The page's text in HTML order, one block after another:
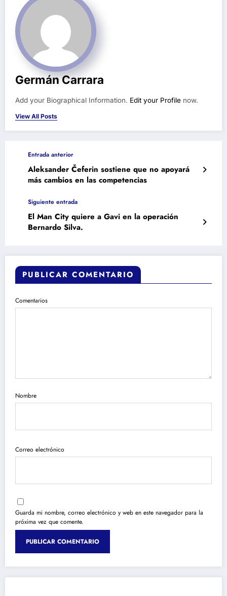
Germán Carrara
Add your Biographical Information. Edit your Profile now.
View All Posts
Entrada anterior
Aleksander Čeferin sostiene que no apoyará
más cambios en las competencias
Siguiente entrada
El Man City quiere a Gavi en la operación
Bernardo Silva.
PUBLICAR COMENTARIO
Comentarios
Nombre
Correo electrónico
Guarda mi nombre, correo electrónico y web en este navegador para la
próxima vez que comente.